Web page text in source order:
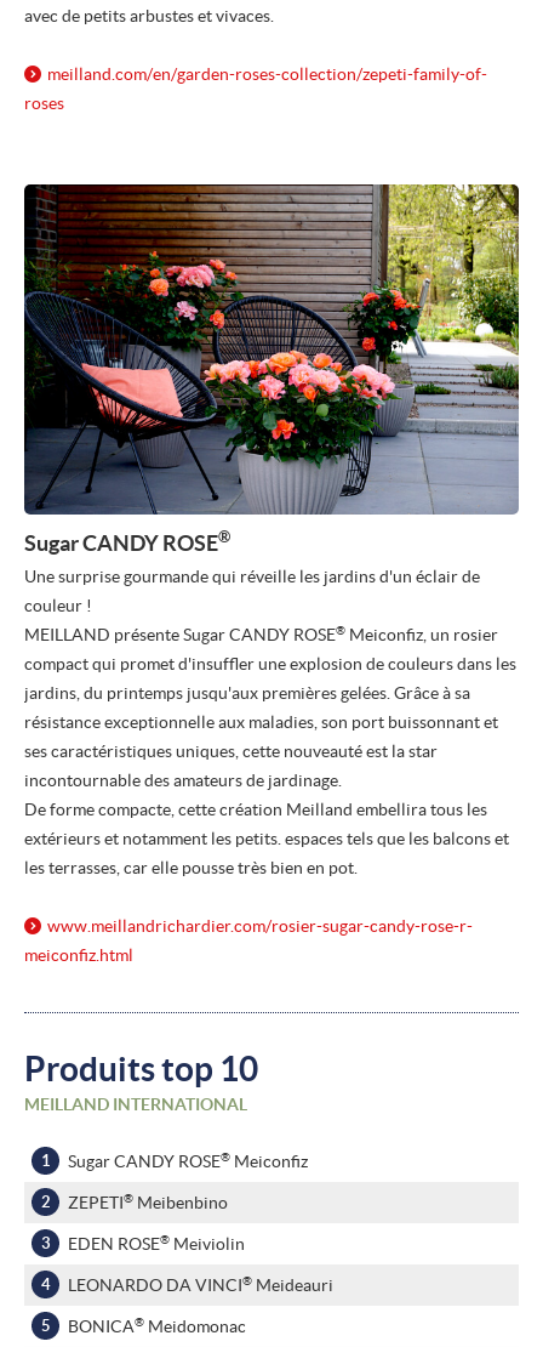
avec de petits arbustes et vivaces.
meilland.com/en/garden-roses-collection/zepeti-family-of-
roses
Sugar CANDY ROSE®
Une surprise gourmande qui réveille les jardins d'un éclair de
couleur !
MEILLAND présente Sugar CANDY ROSE® Meiconfiz, un rosier
compact qui promet d'insuffler une explosion de couleurs dans les
jardins, du printemps jusqu'aux premières gelées. Grâce à sa
résistance exceptionnelle aux maladies, son port buissonnant et
ses caractéristiques uniques, cette nouveauté est la star
incontournable des amateurs de jardinage.
De forme compacte, cette création Meilland embellira tous les
extérieurs et notamment les petits. espaces tels que les balcons et
les terrasses, car elle pousse très bien en pot.
www.meillandrichardier.com/rosier-sugar-candy-rose-r-
meiconfiz.html
Produits top 10
MEILLAND INTERNATIONAL
Sugar CANDY ROSE® Meiconfiz
ZEPETI® Meibenbino
EDEN ROSE® Meiviolin
LEONARDO DA VINCI® Meideauri
BONICA® Meidomonac